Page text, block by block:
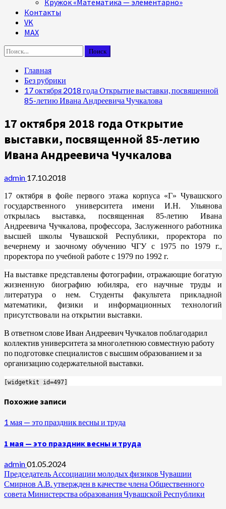
Кружок «Математика — элементарно»
Контакты
VK
MAX
Найти:
Главная
Без рубрики
17 октября 2018 года Открытие выставки, посвященной
85-летию Ивана Андреевича Чучкалова
17 октября 2018 года Открытие
выставки, посвященной 85-летию
Ивана Андреевича Чучкалова
admin 17.10.2018
17 октября в фойе первого этажа корпуса «Г» Чувашского
государственного университета имени И.Н. Ульянова
открылась выставка, посвященная 85-летию Ивана
Андреевича Чучкалова, профессора, Заслуженного работника
высшей школы Чувашской Республики, проректора по
вечернему и заочному обучению ЧГУ с 1975 по 1979 г.,
проректора по учебной работе с 1979 по 1992 г.
На выставке представлены фотографии, отражающие богатую
жизненную биографию юбиляра, его научные труды и
литература о нем. Студенты факультета прикладной
математики, физики и информационных технологий
присутствовали на открытии выставки.
В ответном слове Иван Андреевич Чучкалов поблагодарил
коллектив университета за многолетнюю совместную работу
по подготовке специалистов с высшим образованием и за
организацию содержательной выставки.
[widgetkit id=497]
Похожие записи
1 мая — это праздник весны и труда
1 мая — это праздник весны и труда
admin01.05.2024
Председатель Ассоциации молодых физиков Чувашии
Смирнов А.В. утвержден в качестве члена Общественного
совета Министерства образования Чувашской Республики